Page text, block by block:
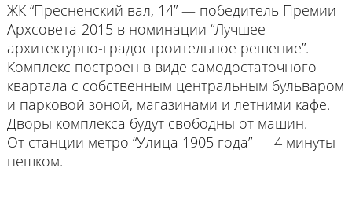
ЖК “Пресненский вал, 14” — победитель Премии
Архсовета-2015 в номинации “Лучшее
архитектурно-градостроительное решение”.
Комплекс построен в виде самодостаточного
квартала с собственным центральным бульваром
и парковой зоной, магазинами и летними кафе.
Дворы комплекса будут свободны от машин.
От станции метро “Улица 1905 года” — 4 минуты
пешком.